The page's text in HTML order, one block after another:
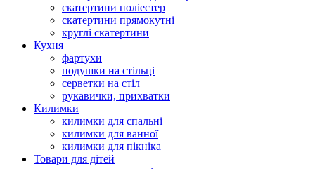
скатертини поліестер
скатертини прямокутні
круглі скатертини
Кухня
фартухи
подушки на стільці
серветки на стіл
рукавички, прихватки
Килимки
килимки для спальні
килимки для ванної
килимки для пікніка
Товари для дітей